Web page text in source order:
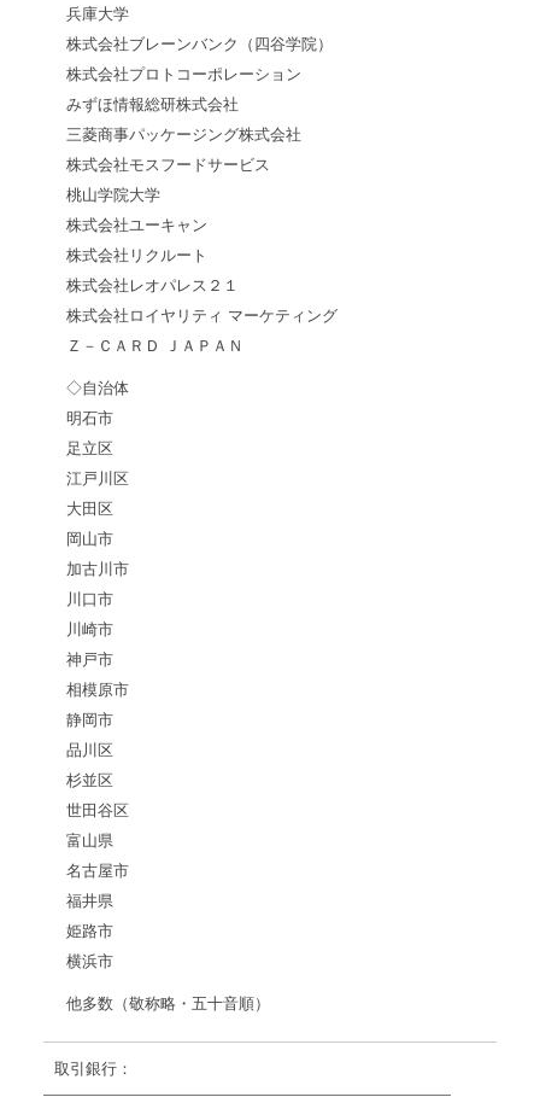
兵庫大学
株式会社ブレーンバンク（四谷学院）
株式会社プロトコーポレーション
みずほ情報総研株式会社
三菱商事パッケージング株式会社
株式会社モスフードサービス
桃山学院大学
株式会社ユーキャン
株式会社リクルート
株式会社レオパレス２１
株式会社ロイヤリティ マーケティング
Ｚ－ＣＡＲＤ ＪＡＰＡＮ
◇自治体
明石市
足立区
江戸川区
大田区
岡山市
加古川市
川口市
川崎市
神戸市
相模原市
静岡市
品川区
杉並区
世田谷区
富山県
名古屋市
福井県
姫路市
横浜市
他多数（敬称略・五十音順）
取引銀行：